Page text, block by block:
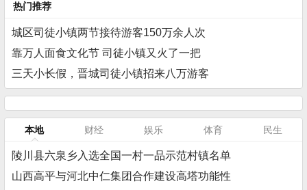
热门推荐
城区司徒小镇两节接待游客150万余人次
靠万人面食文化节 司徒小镇又火了一把
三天小长假，晋城司徒小镇招来八万游客
本地 财经 娱乐 体育 民生
陵川县六泉乡入选全国一村一品示范村镇名单
山西高平与河北中仁集团合作建设高塔功能性